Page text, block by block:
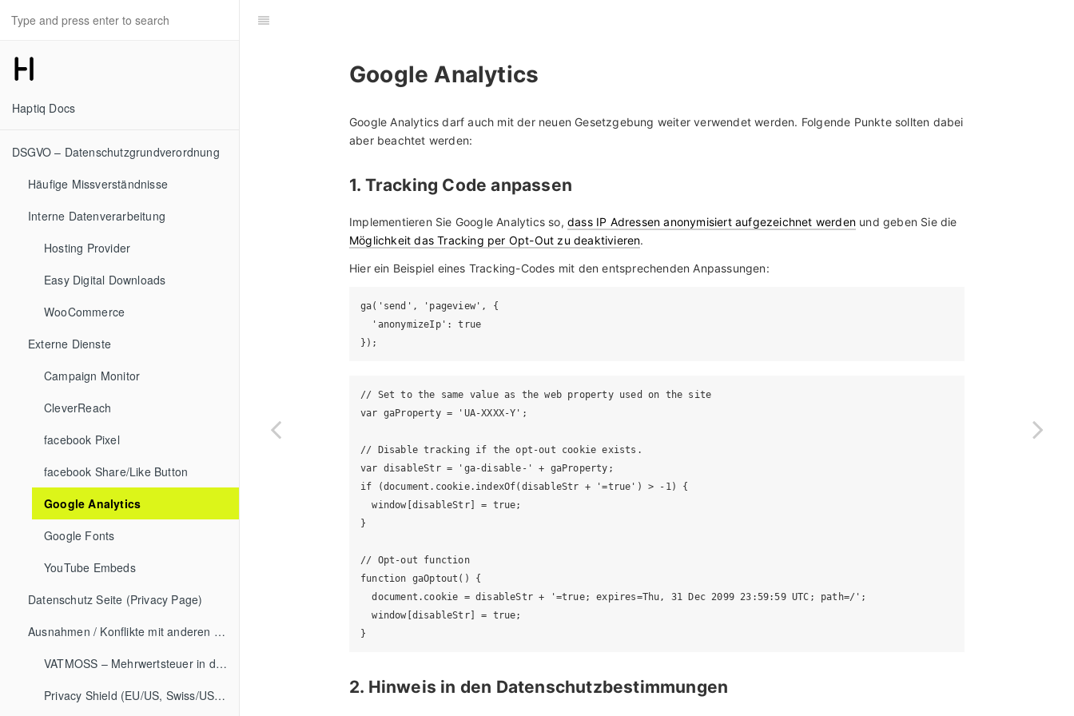
Haptiq Docs
DSGVO – Datenschutzgrundverordnung
Häufige Missverständnisse
Interne Datenverarbeitung
Hosting Provider
Easy Digital Downloads
WooCommerce
Externe Dienste
Campaign Monitor
CleverReach
facebook Pixel
facebook Share/Like Button
Google Analytics
Google Fonts
YouTube Embeds
Datenschutz Seite (Privacy Page)
Ausnahmen / Konflikte mit anderen EU-Gesetzen
VATMOSS – Mehrwertsteuer in der EU
Privacy Shield (EU/US, Swiss/US etc.)
Google Analytics
Google Analytics darf auch mit der neuen Gesetzgebung weiter verwendet werden. Folgende Punkte sollten dabei
aber beachtet werden:
1. Tracking Code anpassen
Implementieren Sie Google Analytics so, dass IP Adressen anonymisiert aufgezeichnet werden und geben Sie die
Möglichkeit das Tracking per Opt-Out zu deaktivieren.
Hier ein Beispiel eines Tracking-Codes mit den entsprechenden Anpassungen:
ga('send', 'pageview', {
  'anonymizeIp': true
// Set to the same value as the web property used on the site
var gaProperty = 'UA-XXXX-Y';
// Disable tracking if the opt-out cookie exists.
var disableStr = 'ga-disable-' + gaProperty;
if (document.cookie.indexOf(disableStr + '=true') > -1) {
  window[disableStr] = true;
}
// Opt-out function
function gaOptout() {
  document.cookie = disableStr + '=true; expires=Thu, 31 Dec 2099 23:59:59 UTC; path=/';
  window[disableStr] = true;
}
2. Hinweis in den Datenschutzbestimmungen